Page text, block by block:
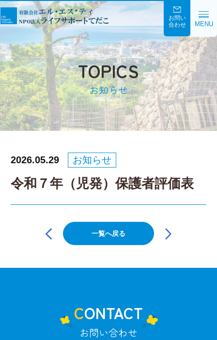
お問い
合わせ
MENU
TOPICS
お知らせ
令和７年（児発）保護者評価表
2026.05.29 お知らせ
シ
一覧へ戻る
CONTACT
お問い合わせ